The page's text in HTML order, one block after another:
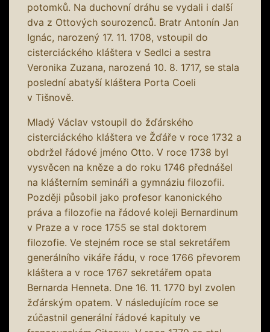
potomků. Na duchovní dráhu se vydali i další
dva z Ottových sourozenců. Bratr Antonín Jan
Ignác, narozený 17. 11. 1708, vstoupil do
cisterciáckého kláštera v Sedlci a sestra
Veronika Zuzana, narozená 10. 8. 1717, se stala
poslední abatyší kláštera Porta Coeli
v Tišnově.
Mladý Václav vstoupil do žďárského
cisterciáckého kláštera ve Žďáře v roce 1732 a
obdržel řádové jméno Otto. V roce 1738 byl
vysvěcen na kněze a do roku 1746 přednášel
na klášterním semináři a gymnáziu filozofii.
Později působil jako profesor kanonického
práva a filozofie na řádové koleji Bernardinum
v Praze a v roce 1755 se stal doktorem
filozofie. Ve stejném roce se stal sekretářem
generálního vikáře řádu, v roce 1766 převorem
kláštera a v roce 1767 sekretářem opata
Bernarda Henneta. Dne 16. 11. 1770 byl zvolen
žďárským opatem. V následujícím roce se
zúčastnil generální řádové kapituly ve